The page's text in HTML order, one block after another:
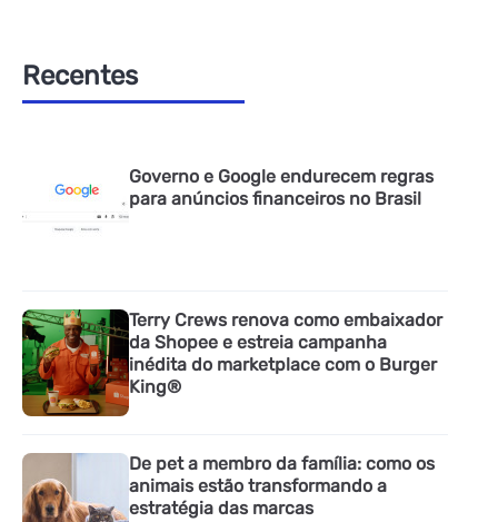
Recentes
Governo e Google endurecem regras
para anúncios financeiros no Brasil
Terry Crews renova como embaixador
da Shopee e estreia campanha
inédita do marketplace com o Burger
King®
De pet a membro da família: como os
animais estão transformando a
estratégia das marcas